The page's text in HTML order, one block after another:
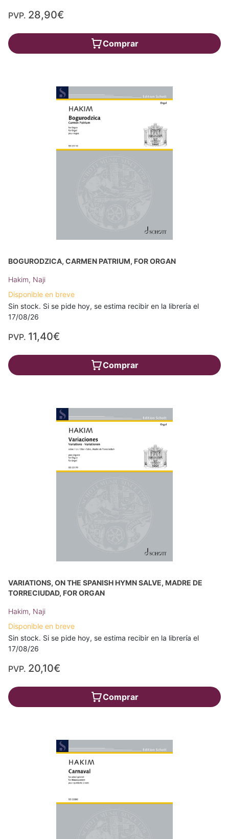
PVP. 28,90€
Comprar
BOGURODZICA, CARMEN PATRIUM, FOR ORGAN
Hakim, Naji
Disponible en breve
Sin stock. Si se pide hoy, se estima recibir en la librería el
17/08/26
PVP. 11,40€
Comprar
VARIATIONS, ON THE SPANISH HYMN SALVE, MADRE DE
TORRECIUDAD, FOR ORGAN
Hakim, Naji
Disponible en breve
Sin stock. Si se pide hoy, se estima recibir en la librería el
17/08/26
PVP. 20,10€
Comprar